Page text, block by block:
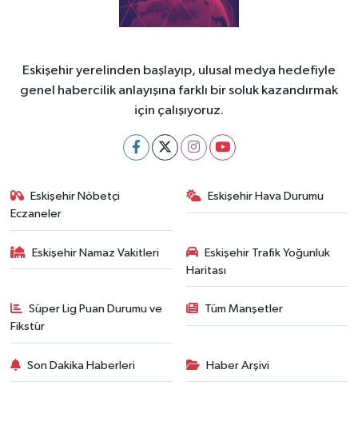
Eskişehir yerelinden başlayıp, ulusal medya hedefiyle
genel habercilik anlayışına farklı bir soluk kazandırmak
için çalışıyoruz.
Eskişehir Nöbetçi
Eczaneler
Eskişehir Hava Durumu
Eskişehir Namaz Vakitleri
Eskişehir Trafik Yoğunluk
Haritası
Süper Lig Puan Durumu ve
Fikstür
Tüm Manşetler
Son Dakika Haberleri Haber Arşivi